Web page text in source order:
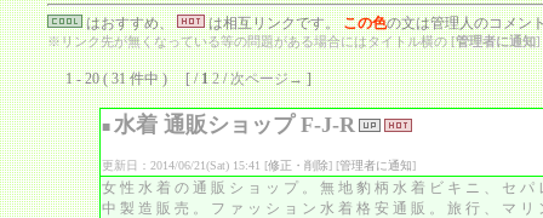
はおすすめ、 は相互リンクです。この色の文は管理人のコメン
※リンク先が無くなっている等の問題がある場合にはタイトル横の [管理者に通知]
1 - 20 ( 31 件中 ) [ /1 2/次ページ→]
■ 水着 通販ショップ F-J-R
更新日：2014/06/21(Sat) 15:41 [修正・削除] [管理者に通知]
女性水着の通販ショップ。無地豹柄水着ビキニ、セ
中製造販売。ファッション水着格安通販。旅行、マ